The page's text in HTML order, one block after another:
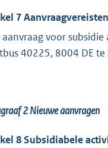
7 Aanvraagvereisten
aanvraag voor
40225, 8004 DE te
2Nieuwe aanvragen
8 Subsidiabele